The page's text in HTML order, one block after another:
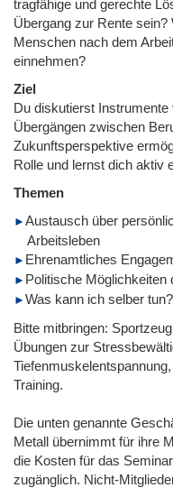
tragfähige und gerechte
Übergang zur Rente
Menschen nach dem
einnehmen?
Ziel
Du diskutierst
Übergängen zwischen
Zukunftsperspektive
Rolle und lernst dich aktiv
Themen
Austausch über
Arbeitsleben
Ehrenamtliches
Politische Möglichkeiten
Was kann ich selber tun?
Bitte mitbringen:
Übungen zur
Training.
Die unten genannte
Metall übernimmt für ihre
die Kosten für das
zugänglich. Nicht-